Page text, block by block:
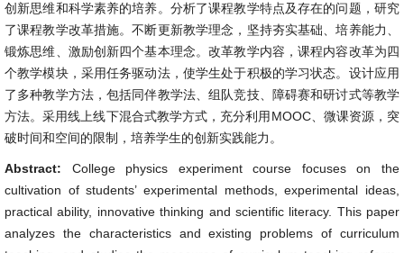
创新思维和科学素养的培养。分析了课程教学特点及存在的问题，研究
了课程教学改革措施。不断更新教学理念，坚持夯实基础、培养能力、
锻炼思维、激励创新四个基本理念。改革教学内容，课程内容改革为四
个教学模块，采用任务驱动法，使学生处于积极的学习状态。设计应用
了多种教学方法，包括同伴教学法、组队竞技、障碍赛和研讨式等教学
方法。采用线上线下混合式教学方式，充分利用MOOC、微课资源，突
破时间和空间的限制，培养学生的创新实践能力。
Abstract: College physics experiment course focuses on the
cultivation of students’ experimental methods, experimental ideas,
practical ability, innovative thinking and scientific literacy. This paper
analyzes the characteristics and existing problems of curriculum